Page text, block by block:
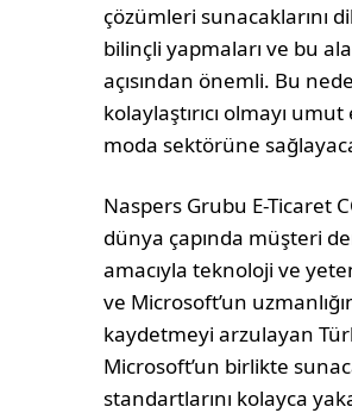
çözümleri sunacaklarını
bilinçli yapmaları ve bu
açısından önemli. Bu
kolaylaştırıcı olmayı
moda sektörüne
Naspers Grubu E-Ticaret
dünya çapında müşteri
amacıyla teknoloji ve
ve Microsoft’un
kaydetmeyi arzulayan
Microsoft’un birlikte
standartlarını kolayca